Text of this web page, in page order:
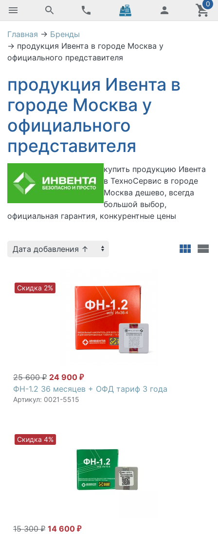
0
Главная → Бренды
→ продукция Ивента в городе Москва у
официального представителя
продукция Ивента в
городе Москва у
официального
представителя
купить продукцию Ивента
в ТехноСервис в городе
Москва дешево, всегда
большой выбор,
официальная гарантия, конкурентные цены
25 600₽ 24 900 ₽
ФН-1.2 36 месяцев + ОФД тариф 3 года
Артикул: 0021-5515
Скидка 2%
15 300₽ 14 600 ₽
Скидка 4%